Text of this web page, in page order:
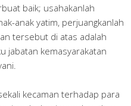
baik; usahakanlah
anak yatim, perjuangkanlah
tersebut di atas adalah
jabatan kemasyarakatan
kecaman terhadap para